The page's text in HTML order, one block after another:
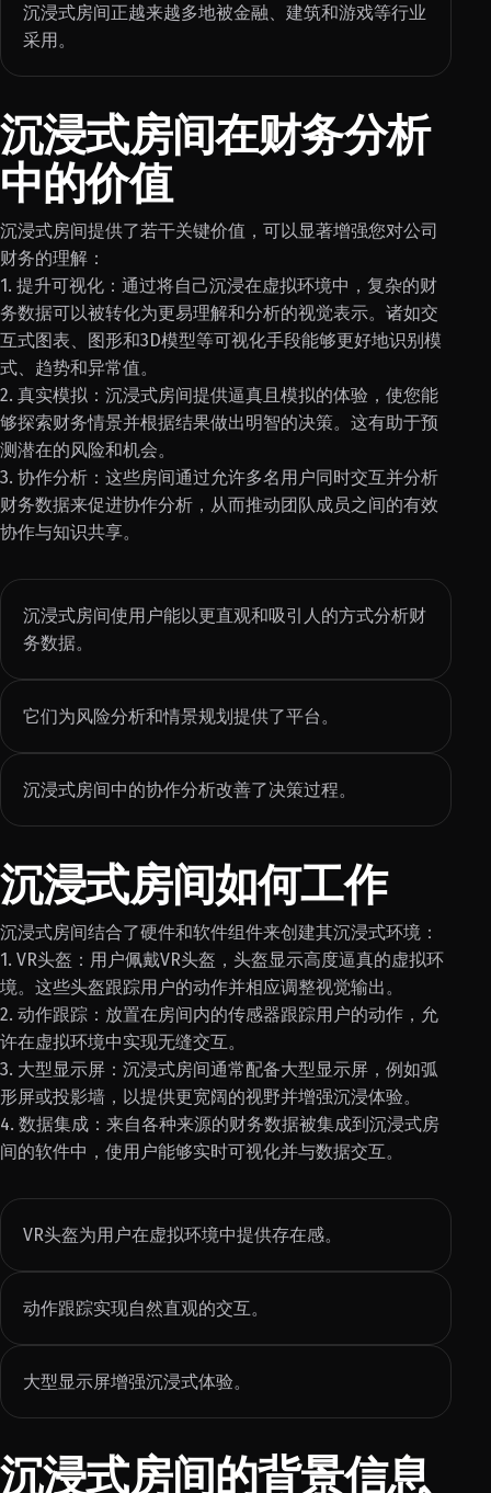
沉浸式房间正越来越多地被金融、建筑和游戏等行业
采用。
沉浸式房间在财务分析
中的价值
沉浸式房间提供了若干关键价值，可以显著增强您对公司
财务的理解：
1. 提升可视化：通过将自己沉浸在虚拟环境中，复杂的财
务数据可以被转化为更易理解和分析的视觉表示。诸如交
互式图表、图形和3D模型等可视化手段能够更好地识别模
式、趋势和异常值。
2. 真实模拟：沉浸式房间提供逼真且模拟的体验，使您能
够探索财务情景并根据结果做出明智的决策。这有助于预
测潜在的风险和机会。
3. 协作分析：这些房间通过允许多名用户同时交互并分析
财务数据来促进协作分析，从而推动团队成员之间的有效
协作与知识共享。
沉浸式房间使用户能以更直观和吸引人的方式分析财
务数据。
它们为风险分析和情景规划提供了平台。
沉浸式房间中的协作分析改善了决策过程。
沉浸式房间如何工作
沉浸式房间结合了硬件和软件组件来创建其沉浸式环境：
1. VR头盔：用户佩戴VR头盔，头盔显示高度逼真的虚拟环
境。这些头盔跟踪用户的动作并相应调整视觉输出。
2. 动作跟踪：放置在房间内的传感器跟踪用户的动作，允
许在虚拟环境中实现无缝交互。
3. 大型显示屏：沉浸式房间通常配备大型显示屏，例如弧
形屏或投影墙，以提供更宽阔的视野并增强沉浸体验。
4. 数据集成：来自各种来源的财务数据被集成到沉浸式房
间的软件中，使用户能够实时可视化并与数据交互。
VR头盔为用户在虚拟环境中提供存在感。
动作跟踪实现自然直观的交互。
大型显示屏增强沉浸式体验。
沉浸式房间的背景信息